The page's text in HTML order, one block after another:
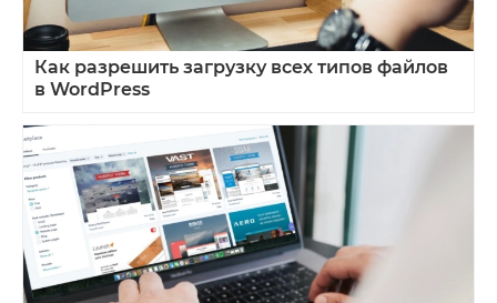
Как разрешить загрузку всех типов файлов
в WordPress